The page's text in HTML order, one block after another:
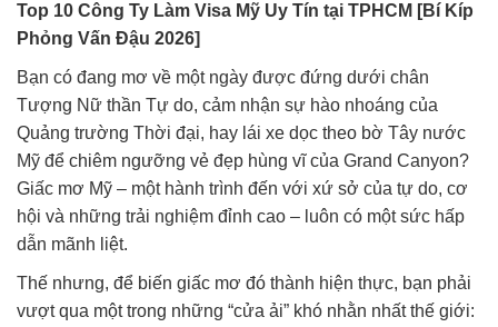
Top 10 Công Ty Làm Visa Mỹ Uy Tín tại TPHCM [Bí Kíp
Phỏng Vấn Đậu 2026]
Bạn có đang mơ về một ngày được đứng dưới chân
Tượng Nữ thần Tự do, cảm nhận sự hào nhoáng của
Quảng trường Thời đại, hay lái xe dọc theo bờ Tây nước
Mỹ để chiêm ngưỡng vẻ đẹp hùng vĩ của Grand Canyon?
Giấc mơ Mỹ – một hành trình đến với xứ sở của tự do, cơ
hội và những trải nghiệm đỉnh cao – luôn có một sức hấp
dẫn mãnh liệt.
Thế nhưng, để biến giấc mơ đó thành hiện thực, bạn phải
vượt qua một trong những “cửa ải” khó nhằn nhất thế giới: